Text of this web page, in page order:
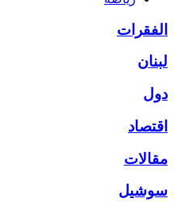
الفقرات
لبنان
دول
اقتصاد
مقالات
سوشيل